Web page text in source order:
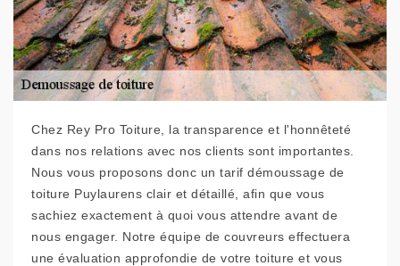
Chez Rey Pro Toiture, la transparence et l'honnêteté
dans nos relations avec nos clients sont importantes.
Nous vous proposons donc un tarif démoussage de
toiture Puylaurens clair et détaillé, afin que vous
sachiez exactement à quoi vous attendre avant de
nous engager. Notre équipe de couvreurs effectuera
une évaluation approfondie de votre toiture et vous